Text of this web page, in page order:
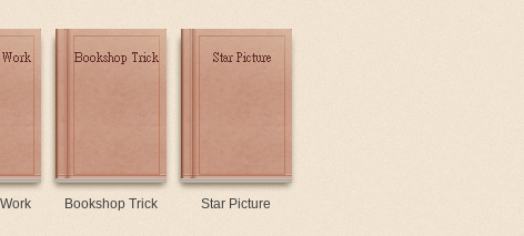
Bookshop Trick Star Picture